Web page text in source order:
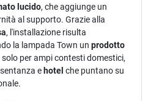
lucido, che aggiunge un
al supporto. Grazie alla
, l'installazione risulta
la lampada Town un prodotto
solo per ampi contesti domestici,
e hotel che puntano su